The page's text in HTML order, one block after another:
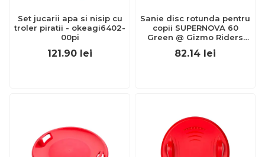
Set jucarii apa si nisip cu
troler piratii - okeagi6402-
00pi
121.90 lei
Sanie disc rotunda pentru
copii SUPERNOVA 60
Green @ Gizmo Riders
82.14 lei